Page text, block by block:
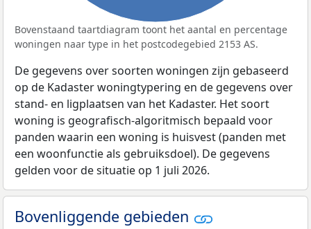
Bovenstaand taartdiagram toont het aantal en percentage
woningen naar type in het postcodegebied 2153 AS.
De gegevens over soorten woningen zijn gebaseerd
op de Kadaster woningtypering en de gegevens over
stand- en ligplaatsen van het Kadaster. Het soort
woning is geografisch-algoritmisch bepaald voor
panden waarin een woning is huisvest (panden met
een woonfunctie als gebruiksdoel). De gegevens
gelden voor de situatie op 1 juli 2026.
Bovenliggende gebieden